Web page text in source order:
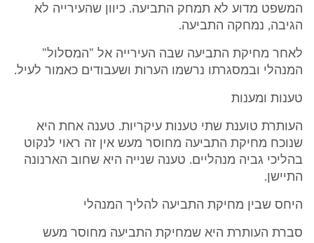
המשפט מדוע לא תמחק התביעה. כיוון שהעירייה לא
הגיבה, נמחקה התביעה.
לאחר מחיקת התביעה שבה העירייה אל "המסלול"
המנהלי ובמסגרתו נרשמו הערות ושעבודים כאמור לעיל.
טענות ומענות
העותרת טוענת שתי טענות עיקריות. טענה אחת היא
שנוכח מחיקת התביעה מחוסר מעש אין זה ראוי לנקוט
בהליכי גביה מנהליים. טענה שנייה היא שחוב הארנונה
התיישן.
היחס שבין מחיקת התביעה להליך המנהלי
סברת העותרת היא שמחיקת התביעה מחוסר מעש